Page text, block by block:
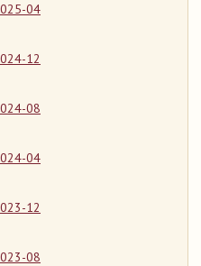
04
12
08
04
12
08